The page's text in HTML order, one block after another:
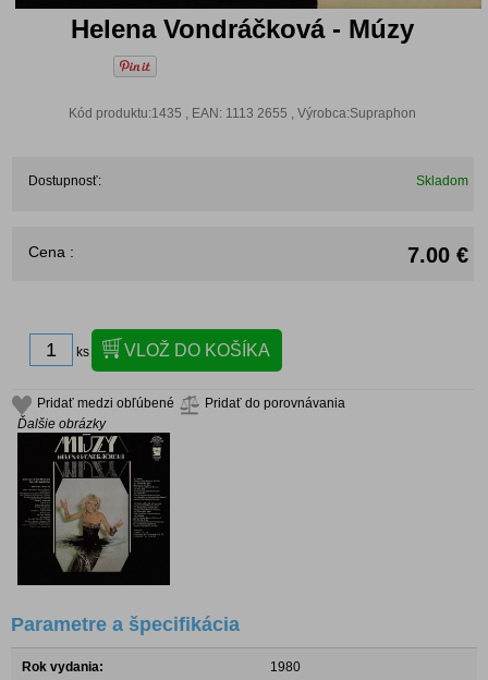
Helena Vondráčková - Múzy
Kód produktu:1435 , EAN: 1113 2655 , Výrobca:Supraphon
Dostupnosť: Skladom
Cena : 7.00 €
ks
Pridať medzi obľúbené
Pridať do porovnávania
Ďalšie obrázky
Parametre a špecifikácia
Rok vydania: 1980